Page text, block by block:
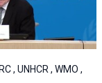
, UNHCR , WMO ,